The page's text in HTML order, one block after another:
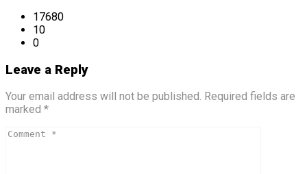
17680
10
0
Leave a Reply
Your email address will not be published. Required fields are
marked *